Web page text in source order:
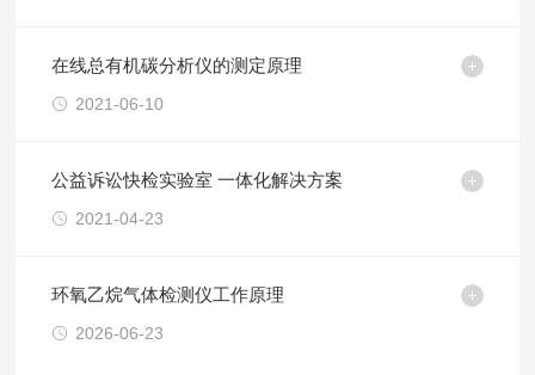
在线总有机碳分析仪的测定原理
2021-06-10
公益诉讼快检实验室 一体化解决方案
2021-04-23
环氧乙烷气体检测仪工作原理
2026-06-23